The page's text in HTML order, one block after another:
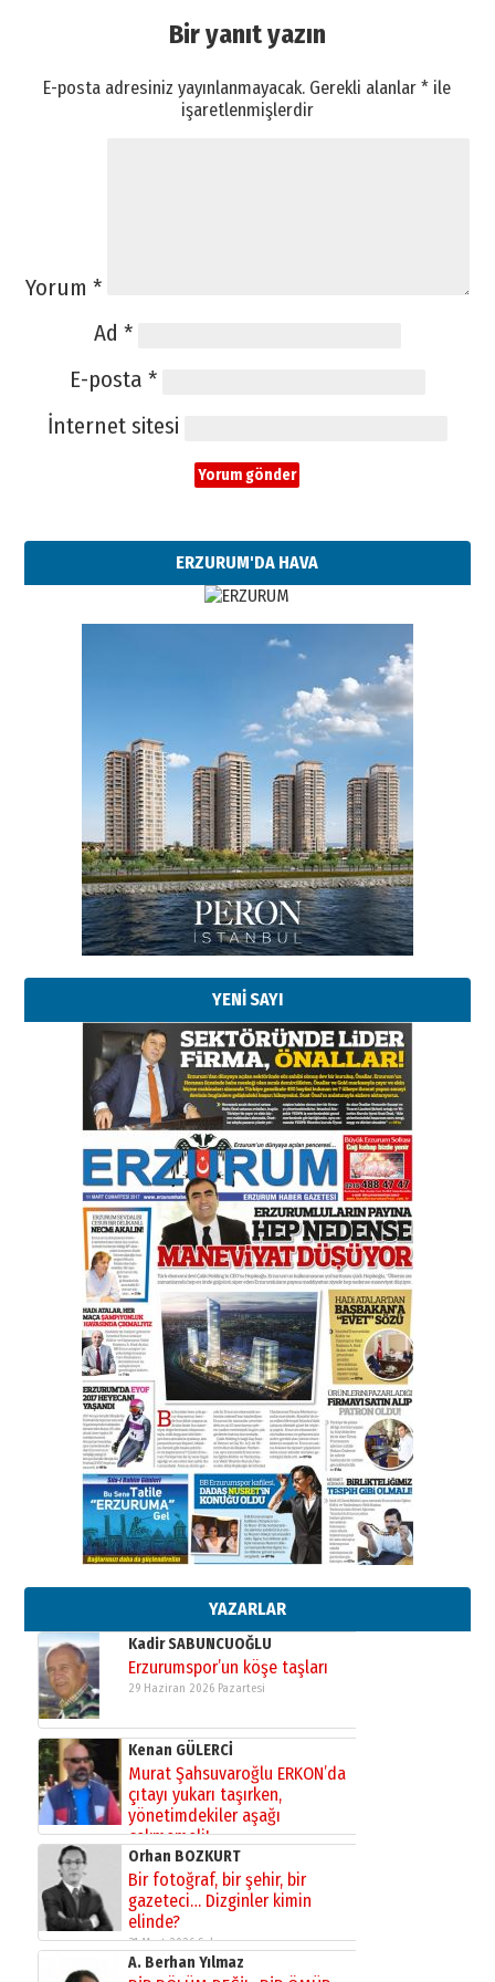
Bir yanıt yazın
E-posta adresiniz yayınlanmayacak. Gerekli alanlar* ile
işaretlenmişlerdir
Yorum *
Ad *
E-posta *
İnternet sitesi
ERZURUM'DA HAVA
YENİ SAYI
YAZARLAR
Esat BİNDESEN
Başkan Sekmen’den Erzurum’a
bir vizyon proje daha!
02 Ağustos 2026 Pazar
Kadir SABUNCUOĞLU
Erzurumspor’un köşe taşları
29 Haziran 2026 Pazartesi
Kenan GÜLERCİ
Murat Şahsuvaroğlu ERKON’da
çıtayı yukarı taşırken,
yönetimdekiler aşağı
çekmemeli!
17 Şubat 2026 SalıOrhan BOZKURT
Bir fotoğraf, bir şehir, bir
gazeteci… Dizginler kimin
elinde?
31 Mart 2026 Salı
A. Berhan Yılmaz
BİR BÖLÜM DEĞİL, BİR ÖMÜR
SEÇİYORSUNUZ… “NEDEN
ATATÜRK ÜNİVERSİTESİ?”
28 Temmuz 2026 Salı
Ahmet Gökhan YAZICI
Ahmed Yesevi’den bir Alperen…
”Reisimiz” idi… Hakka yürüdü.!
26 Mart 2026 Perşembe
Cem Bakırcı
Ardında bıraktığı hatıralarıyla
gönül adamı Faruk Terzioğlu!
13 Mayıs 2026 Çarşamba
Esat BİNDESEN
Başkan Sekmen’den Erzurum’a
02 Ağustos 2026 Pazar
Kadir SABUNCUOĞLU
Erzurumspor’un köşe taşları
29 Haziran 2026 Pazartesi
Kenan GÜLERCİ
Murat Şahsuvaroğlu ERKON’da
çıtayı yukarı taşırken,
yönetimdekiler aşağı
çekmemeli!
17 Şubat 2026 SalıOrhan BOZKURT
Bir fotoğraf, bir şehir, bir
gazeteci… Dizginler kimin
elinde?
31 Mart 2026 Salı
A. Berhan Yılmaz